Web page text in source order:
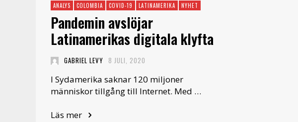
ANALYS COLOMBIA COVID-19 LATINAMERIKA NYHET
Pandemin avslöjar
Latinamerikas digitala klyfta
GABRIEL LEVY 8 JULI, 2020
I Sydamerika saknar 120 miljoner
människor tillgång till Internet. Med …
Läs mer